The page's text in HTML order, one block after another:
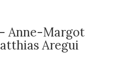
Anne-Margot
Aregui